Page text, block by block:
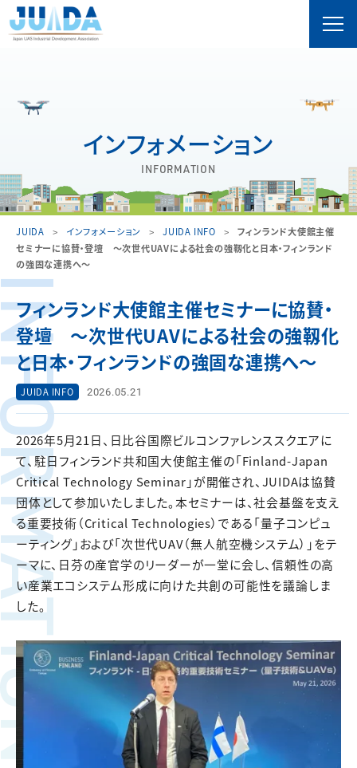
インフォメーション
INFORMATION
JUIDA インフォメーション JUIDA INFO
フィンランド大使館主催
セミナーに協賛・登壇 〜次世代UAVによる社会の強靱化と日本・フィンランド
の強固な連携へ〜
フィンランド大使館主催セミナーに協賛・
登壇 〜次世代UAVによる社会の強靱化
と日本・フィンランドの強固な連携へ〜
JUIDA INFO 2026.05.21
2026年5月21日、日比谷国際ビルコンファレンススクエアに
て、駐日フィンランド共和国大使館主催の「Finland-Japan
Critical Technology Seminar」が開催され、JUIDAは協賛
団体として参加いたしました。本セミナーは、社会基盤を支え
る重要技術（Critical Technologies）である「量子コンピュ
ーティング」および「次世代UAV（無人航空機システム）」をテ
ーマに、日芬の産官学のリーダーが一堂に会し、信頼性の高
い産業エコシステム形成に向けた共創の可能性を議論しま
した。